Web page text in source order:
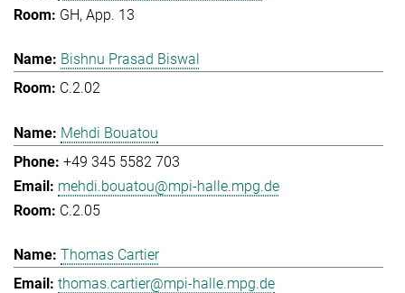
GH, App. 13
Bishnu Prasad Biswal
C.2.02
Mehdi Bouatou
+49 345 5582 703
mehdi.bouatou@mpi-halle.mpg.de
C.2.05
Thomas Cartier
thomas.cartier@mpi-halle.mpg.de